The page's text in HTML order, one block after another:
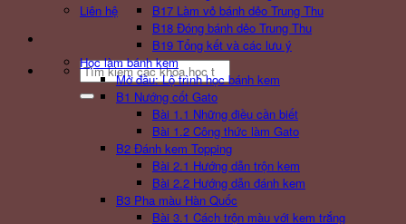
Liên hệ
Search
for:
B17 Làm vỏ bánh dẻo Trung Thu
B18 Đóng bánh dẻo Trung Thu
B19 Tổng kết và các lưu ý
Học làm bánh kem
Mở đầu: Lộ trình học bánh kem
B1 Nướng cốt Gato
Bài 1.1 Những điều cần biết
Bài 1.2 Công thức làm Gato
B2 Đánh kem Topping
Bài 2.1 Hướng dẫn trộn kem
Bài 2.2 Hướng dẫn đánh kem
B3 Pha màu Hàn Quốc
Bài 3.1 Cách trộn màu với kem trắng